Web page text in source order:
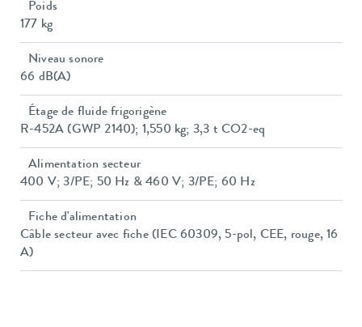
Poids
177 kg
Niveau sonore
66 dB(A)
Étage de fluide frigorigène
R-452A (GWP 2140); 1,550 kg; 3,3 t CO2-eq
Alimentation secteur
400 V; 3/PE; 50 Hz & 460 V; 3/PE; 60 Hz
Fiche d'alimentation
Câble secteur avec fiche (IEC 60309, 5-pol, CEE, rouge, 16
A)